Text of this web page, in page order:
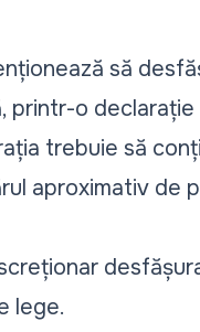
să
printr-o declarație
trebuie să
aproximativ de
lege.